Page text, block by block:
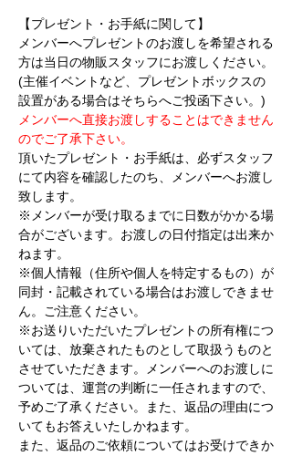
【プレゼント・お手紙に関して】
メンバーへプレゼントのお渡しを希望される
方は当日の物販スタッフにお渡しください。
(主催イベントなど、プレゼントボックスの
設置がある場合はそちらへご投函下さい。)
メンバーへ直接お渡しすることはできません
のでご了承下さい。
頂いたプレゼント・お手紙は、必ずスタッフ
にて内容を確認したのち、メンバーへお渡し
致します。
※メンバーが受け取るまでに日数がかかる場
合がございます。お渡しの日付指定は出来か
ねます。
※個人情報（住所や個人を特定するもの）が
同封・記載されている場合はお渡しできませ
ん。ご注意ください。
※お送りいただいたプレゼントの所有権につ
いては、放棄されたものとして取扱うものと
させていただきます。メンバーへのお渡しに
ついては、運営の判断に一任されますので、
予めご了承ください。また、返品の理由につ
いてもお答えいたしかねます。
また、返品のご依頼についてはお受けできか